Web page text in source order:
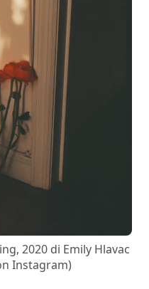
2020 di Emily Hlavac
Instagram)